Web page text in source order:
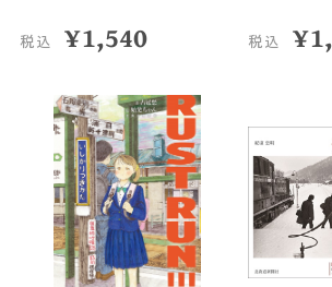
税込 ¥1,540 税込 ¥